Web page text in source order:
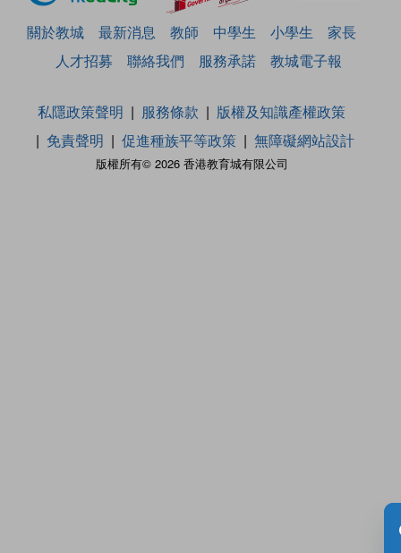
關於教城 最新消息 教師 中學生 小學生
家長
人才招募
聯絡我們 服務承諾 教城電子報
版權所有© 2026 香港教育城有限公司
私隱政策聲明 服務條款
版權及知識產權政策
免責聲明
促進種族平等政策 無障礙網站設計